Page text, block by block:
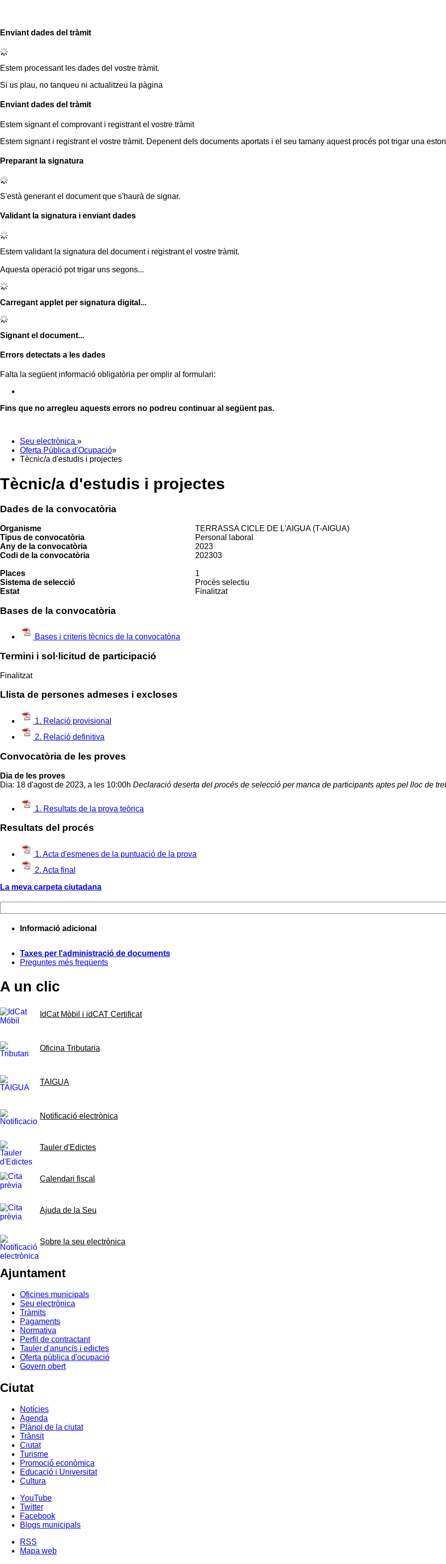
Enviant dades del tràmit
Estem processant les dades del vostre tràmit.
Si us plau, no tanqueu ni actualitzeu la pàgina
Enviant dades del tràmit
Estem signant el comprovant i registrant el vostre tràmit
Estem signant i registrant el vostre tràmit. Depenent dels documents aportats i el seu tamany aquest procés pot trigar una
Preparant la signatura
S'està generant el document que s'haurà de signar.
Validant la signatura i enviant dades
Estem validant la signatura del document i registrant el vostre tràmit.
Aquesta operació pot trigar uns segons...
Carregant applet per signatura digital...
Signant el document...
Errors detectats a les dades
Falta la següent informació obligatòria per omplir al formulari:
Fins que no arregleu aquests errors no podreu continuar al següent pas.
Seu electrònica »
Oferta Pública d'Ocupació»
Tècnic/a d'estudis i projectes
Tècnic/a d'estudis i projectes
Dades de la convocatòria
Organisme
TERRASSA CICLE DE L'AIGUA (T-AIGUA)
Tipus de convocatòria
Personal laboral
Any de la convocatòria
2023
Codi de la convocatòria
202303
Places
1
Sistema de selecció
Procés selectiu
Estat
Finalitzat
Bases de la convocatòria
Bases i criteris tècnics de la convocatòria
Termini i sol·licitud de participació
Finalitzat
Llista de persones admeses i excloses
1. Relació provisional
2. Relació definitiva
Convocatòria de les proves
Dia de les proves
Dia: 18 d'agost de 2023, a les 10:00h Declaració deserta del procés de selecció per manca de participants aptes pel lloc de
1. Resultats de la prova teòrica
Resultats del procés
1. Acta d'esmenes de la puntuació de la prova
2. Acta final
La meva carpeta ciutadana
Informació adicional
Taxes per l'administració de documents
Preguntes més freqüents
A un clic
IdCat Mòbil i idCAT Certificat
Oficina Tributaria
TAIGUA
Notificació electrònica
Tauler d'Edictes
Calendari fiscal
Ajuda de la Seu
Sobre la seu electrònica
Ajuntament
Oficines municipals
Seu electrònica
Tràmits
Pagaments
Normativa
Perfil de contractant
Tauler d'anuncis i edictes
Oferta pública d'ocupació
Govern obert
Ciutat
Notícies
Agenda
Plànol de la ciutat
Trànsit
Ciutat
Turisme
Promoció econòmica
Educació i Universitat
Cultura
YouTube
Twitter
Facebook
Blogs municipals
RSS
Mapa web